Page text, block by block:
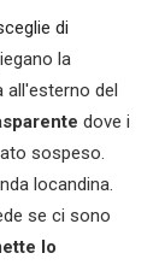
di
la
all'esterno del
dove i
sospeso.
locandina.
se ci sono
lo